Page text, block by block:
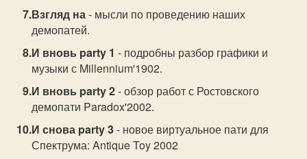
Взгляд на- мысли по проведению наших
демопатей.
И вновь party 1 - подробны разбор графики и
музыки с Millennium'1902.
И вновь party 2- обзор работ с Ростовского
демопати Paradox'2002.
И снова party 3- новое виртуальное пати для
Спектрума: Antique Toy 2002